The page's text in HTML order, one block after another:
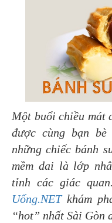
Một buổi chiều mát
được cùng bạn
những chiếc bánh
mềm dai là lớp
tỉnh các giác
Uống.NETkhám
“hot” nhất Sài Gòn